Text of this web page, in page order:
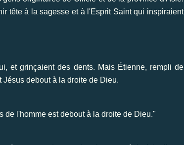
tête à la sagesse et à l'Esprit Saint qui inspiraient
et grinçaient des dents. Mais Étienne, rempli de
debout à la droite de Dieu.
de l'homme est debout à la droite de Dieu."